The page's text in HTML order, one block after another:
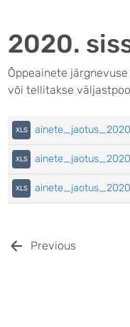
2020.
Õppeainete
või tellitakse
Previous